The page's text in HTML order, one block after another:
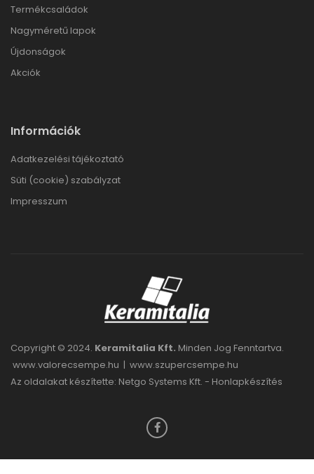
Termékcsaládok
Nagyméretű lapok
Újdonságok
Akciók
Információk
Adatkezelési tájékoztató
Süti (cookie) szabályzat
Impresszum
Copyright © 2024. Keramitalia Kft. Minden Jog Fenntartva.
www.valorecsempe.hu | www.szupercsempe.hu
Az oldalakat készítette: Netgo Systems Kft. - Honlapkészítés